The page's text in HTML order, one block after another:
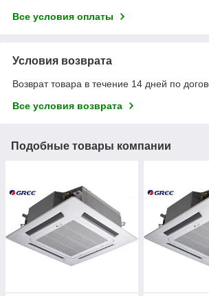
Все условия оплаты
Условия возврата
Возврат товара в течение 14 дней по
Все условия возврата
Подобные товары компании